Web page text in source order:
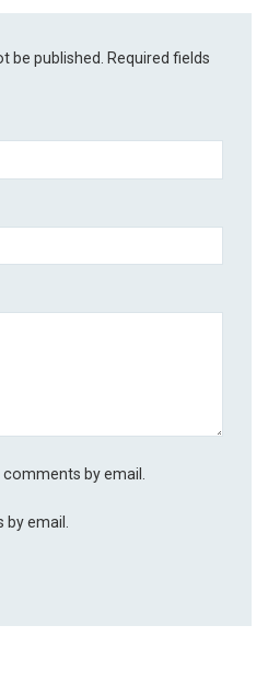
be published.
Required fields
by email.
email.